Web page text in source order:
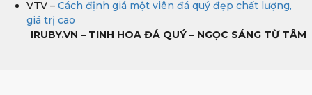
VTV – Cách định giá một viên đá quý đẹp chất lượng,
giá trị cao
IRUBY.VN – TINH HOA ĐÁ QUÝ – NGỌC SÁNG TỪ TÂM